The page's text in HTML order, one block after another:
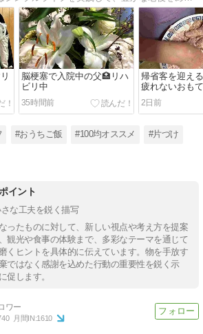
脳梗塞で入院中の父🏥リハ
ビリ中
35時間前
帰省客を迎え
疲れないおも
2日前
#おうちご飯 #100均オススメ #片づけ
イント
さな工夫を鋭く描写
ったものに対して、新しい視点や考え方を提案
観光や食事の体験まで、多彩なテーマを通じて
くヒントを具体的に伝えています。物を手放す
ではなく感謝を込めた行動の重要性を鋭く示
促します。
月間IN:1610